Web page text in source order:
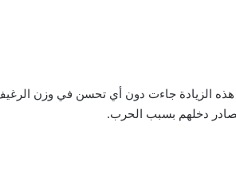
هذه الزيادة جاءت دون أي تحسن في وزن
دخلهم بسبب الحرب.